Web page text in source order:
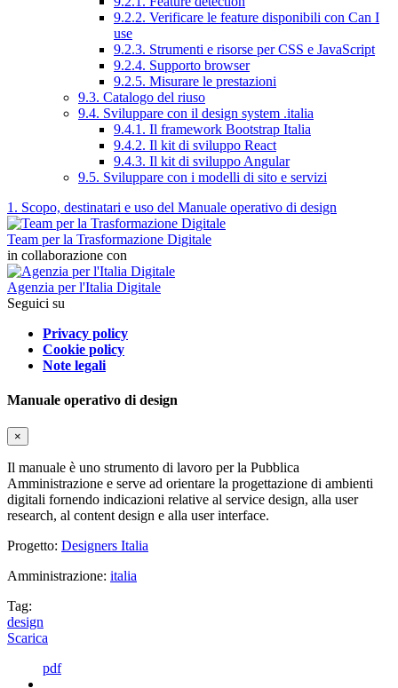
9.2.2. Verificare le feature disponibili con Can I
use
9.2.3. Strumenti e risorse per CSS e JavaScript
9.2.4. Supporto browser
9.2.5. Misurare le prestazioni
9.3. Catalogo del riuso
9.4. Sviluppare con il design system .italia
9.4.1. Il framework Bootstrap Italia
9.4.2. Il kit di sviluppo React
9.4.3. Il kit di sviluppo Angular
9.5. Sviluppare con i modelli di sito e servizi
1. Scopo, destinatari e uso del Manuale operativo di design
Team per la Trasformazione Digitale
in collaborazione con
Agenzia per l'Italia Digitale
Seguici su
Privacy policy
Cookie policy
Note legali
Manuale operativo di design
×
Il manuale è uno strumento di lavoro per la Pubblica
Amministrazione e serve ad orientare la progettazione di ambienti
digitali fornendo indicazioni relative al service design, alla user
research, al content design e alla user interface.
Progetto: Designers Italia
Amministrazione: italia
Tag:
design
Scarica
pdf